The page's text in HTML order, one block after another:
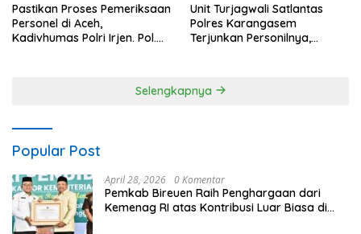
Pastikan Proses Pemeriksaan
Personel di Aceh,
Kadivhumas Polri Irjen. Pol.
Unit Turjagwali Satlantas
Polres Karangasem
Terjunkan Personilnya,
Selengkapnya
Popular Post
April 28, 2026 0 Komentar
Pemkab Bireuen Raih Penghargaan dari
Kemenag RI atas Kontribusi Luar Biasa di